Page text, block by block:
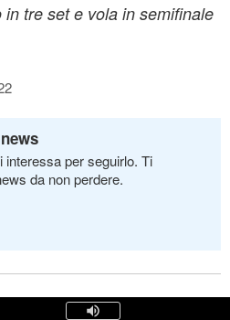
tre set e vola in semifinale
interessa per seguirlo. Ti
da non perdere.